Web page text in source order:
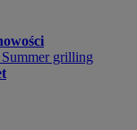
grilling